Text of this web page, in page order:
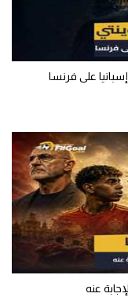
على فرنسا
عنه